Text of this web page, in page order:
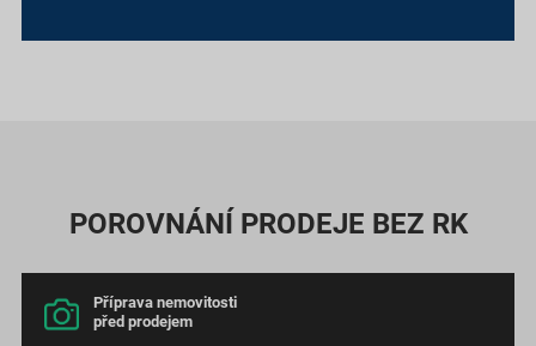
POROVNÁNÍ PRODEJE BEZ RK
Příprava nemovitosti
před prodejem